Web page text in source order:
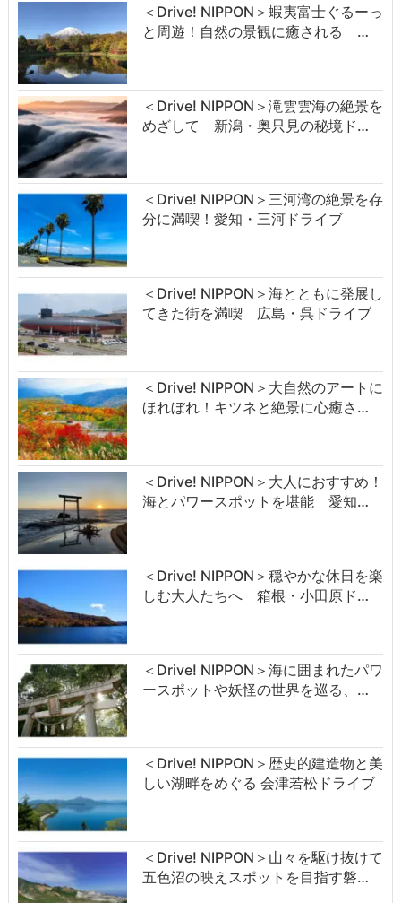
＜Drive! NIPPON＞蝦夷富士ぐるーっ
と周遊！自然の景観に癒される …
＜Drive! NIPPON＞滝雲雲海の絶景を
めざして 新潟・奥只見の秘境ド…
＜Drive! NIPPON＞三河湾の絶景を存
分に満喫！愛知・三河ドライブ
＜Drive! NIPPON＞海とともに発展し
てきた街を満喫 広島・呉ドライブ
＜Drive! NIPPON＞大自然のアートに
ほれぼれ！キツネと絶景に心癒さ…
＜Drive! NIPPON＞大人におすすめ！
海とパワースポットを堪能 愛知…
＜Drive! NIPPON＞穏やかな休日を楽
しむ大人たちへ 箱根・小田原ド…
＜Drive! NIPPON＞海に囲まれたパワ
ースポットや妖怪の世界を巡る、…
＜Drive! NIPPON＞歴史的建造物と美
しい湖畔をめぐる 会津若松ドライブ
＜Drive! NIPPON＞山々を駆け抜けて
五色沼の映えスポットを目指す磐…